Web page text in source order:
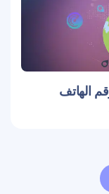
الهاتف